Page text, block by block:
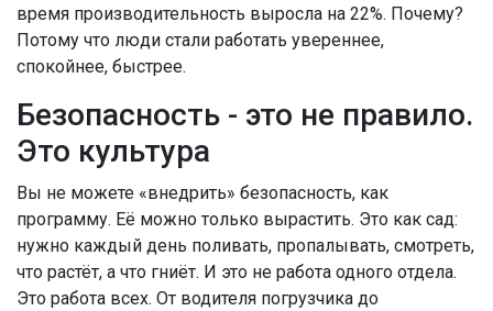
время производительность выросла на 22%. Почему?
Потому что люди стали работать увереннее,
спокойнее, быстрее.
Безопасность - это не правило.
Это культура
Вы не можете «внедрить» безопасность, как
программу. Её можно только вырастить. Это как сад:
нужно каждый день поливать, пропалывать, смотреть,
что растёт, а что гниёт. И это не работа одного отдела.
Это работа всех. От водителя погрузчика до